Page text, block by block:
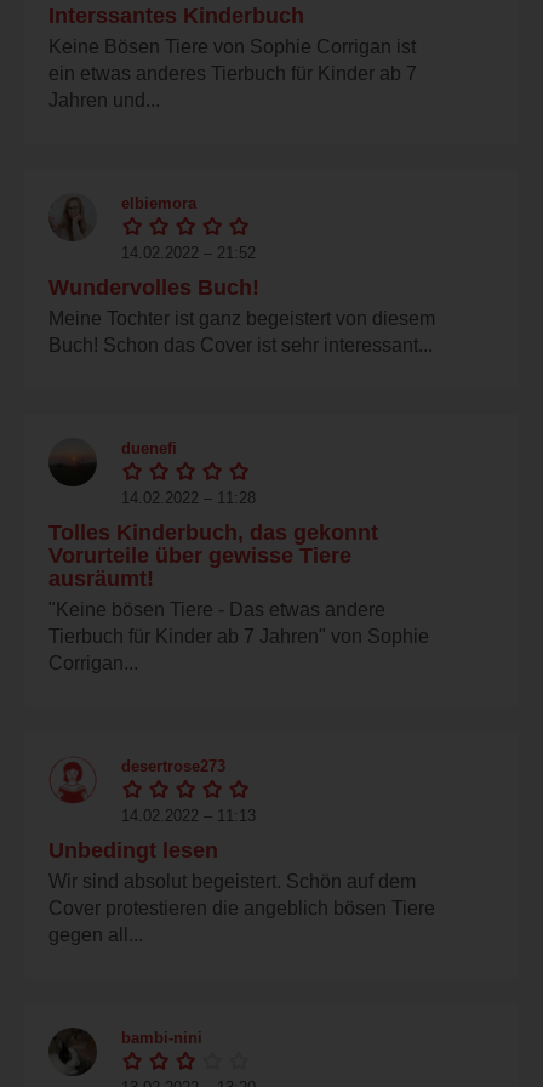
Interssantes Kinderbuch
Keine Bösen Tiere von Sophie Corrigan ist
ein etwas anderes Tierbuch für Kinder ab 7
Jahren und...
elbiemora
14.02.2022 – 21:52
Wundervolles Buch!
Meine Tochter ist ganz begeistert von diesem
Buch! Schon das Cover ist sehr interessant...
duenefi
14.02.2022 – 11:28
Tolles Kinderbuch, das gekonnt
Vorurteile über gewisse Tiere
ausräumt!
"Keine bösen Tiere - Das etwas andere
Tierbuch für Kinder ab 7 Jahren" von Sophie
Corrigan...
desertrose273
14.02.2022 – 11:13
Unbedingt lesen
Wir sind absolut begeistert. Schön auf dem
Cover protestieren die angeblich bösen Tiere
gegen all...
bambi-nini